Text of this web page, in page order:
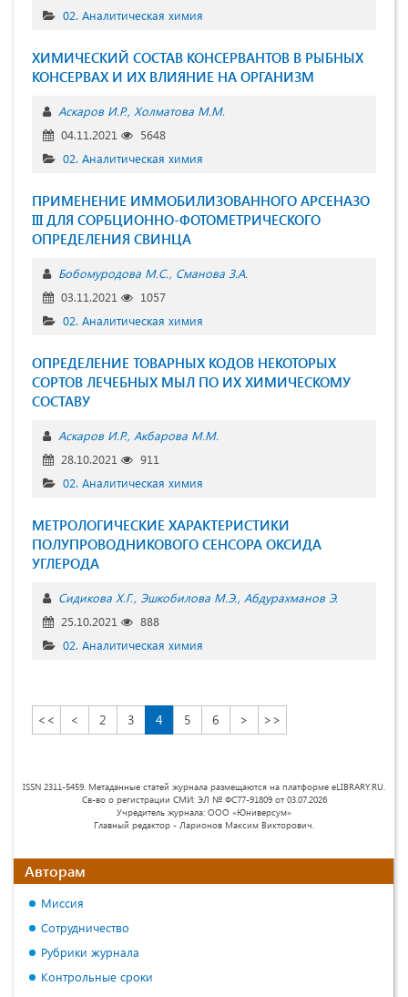
02. Аналитическая химия
ХИМИЧЕСКИЙ СОСТАВ КОНСЕРВАНТОВ В РЫБНЫХ
КОНСЕРВАХ И ИХ ВЛИЯНИЕ НА ОРГАНИЗМ
Аскаров И.Р. Холматова М.М.
04.11.2021
5648
02. Аналитическая химия
ПРИМЕНЕНИЕ ИММОБИЛИЗОВАННОГО АРСЕНАЗО
III ДЛЯ CОРБЦИОННО-ФОТОМЕТРИЧЕСКОГО
ОПРЕДЕЛЕНИЯ СВИНЦА
Бобомуродова М.С. Сманова З.А.
03.11.2021
1057
02. Аналитическая химия
ОПРЕДЕЛЕНИЕ ТОВАРНЫХ КОДОВ НЕКОТОРЫХ
СОРТОВ ЛЕЧЕБНЫХ МЫЛ ПО ИХ ХИМИЧЕСКОМУ
СОСТАВУ
Аскаров И.Р. Акбарова М.М.
28.10.2021
911
02. Аналитическая химия
МЕТРОЛОГИЧЕСКИЕ ХАРАКТЕРИСТИКИ
ПОЛУПРОВОДНИКОВОГО СЕНСОРА ОКСИДА
УГЛЕРОДА
Сидикова Х.Г. Эшкобилова М.Э. Абдурахманов Э.
25.10.2021
888
02. Аналитическая химия
<< < 2 3 4 5 6 > >>
ISSN 2311-5459. Метаданные статей журнала размещаются на платформе eLIBRARY.RU.
Св-во о регистрации СМИ: ЭЛ № ФС77-91809 от 03.07.2026
Учредитель журнала: ООО «Юниверсум»
Главный редактор - Ларионов Максим Викторович.
Авторам
Миссия
Сотрудничество
Рубрики журнала
Контрольные сроки